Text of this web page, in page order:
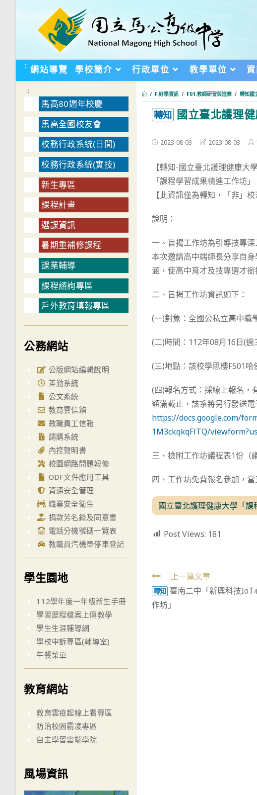
::: 網站導覽 學校簡介 行政單位 教學單位
/ F.好學資訊 / F01.教師研習與進修 / 轉知國
轉知 國立臺北護理
Post2023-08-03
Post2023-08-03
【轉知-國立臺北護理健康
「課程學習成果精進工作坊」
【此資訊僅為轉知，「非」
說明：
一、旨揭工作坊為引導技專
本次邀請高中端師長分享自
涵，使高中育才及技專選才
二、旨揭工作坊資訊如下：
(一)對象：全國公私立高中職
(二)時間：112年08月16日(
(三)地點：該校學思樓F501哈
(四)報名方式：採線上報名，
額滿截止，該系將另行發送
https://docs.google.com/
1M3ckqkqFlTQ/
三、檢附工作坊議程表1份（
四、工作坊免費報名參加，
國立臺北護理健康大學「課
Post Views: 181
Read
more
articles
上一篇文章
轉知 臺南二中「新興科技IoT
作坊」
:::
馬高80週年校慶
馬高全國校友會
校務行政系統(日間)
校務行政系統(實技)
新生專區
課程計畫
選課資訊
暑期重補修課程
課業輔導
課程諮詢專區
戶外教育填報專區
公務網站
公版網站編輯說明
差勤系統
公文系統
教育雲信箱
教職員工信箱
請購系統
內控聲明書
校園網路問題報修
ODF文件應用工具
資通安全管理
職業安全衛生
捐款芳名錄及同意書
電話分機號碼一覽表
教職員汽機車停車登記
學生園地
112學年度一年級新生手冊
學習歷程檔案上傳教學
學生生涯輔導網
學校申訴專區(輔導室)
午餐菜單
教育網站
教育雲疫起線上看專區
防治校園霸凌專區
自主學習雲端學院
風場資訊